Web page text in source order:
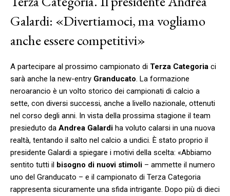
Galardi: «Divertiamoci, ma vogliamo
anche essere competitivi»
A partecipare al prossimo campionato di Terza Categoria ci
sarà anche la new-entry Granducato. La formazione
neroarancio è un volto storico dei campionati di calcio a
sette, con diversi successi, anche a livello nazionale, ottenuti
nel corso degli anni. In vista della prossima stagione il team
presieduto da Andrea Galardi ha voluto calarsi in una nuova
realtà, tentando il salto nel calcio a undici. È stato proprio il
presidente Galardi a spiegare i motivi della scelta: «Abbiamo
sentito tutti il bisogno di nuovi stimoli – ammette il numero
uno del Granducato – e il campionato di Terza Categoria
rappresenta sicuramente una sfida intrigante. Dopo più di dieci